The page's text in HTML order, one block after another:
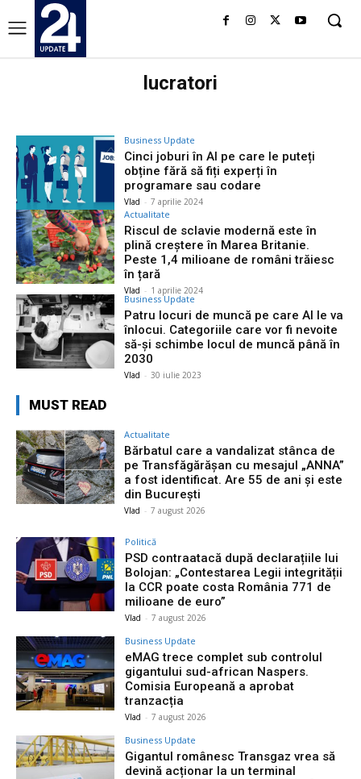
lucratori
Business Update
Cinci joburi în AI pe care le puteți
obține fără să fiți experți în
programare sau codare
Vlad - 7 aprilie 2024
Actualitate
Riscul de sclavie modernă este în
plină creștere în Marea Britanie.
Peste 1,4 milioane de români trăiesc
în țară
Vlad - 1 aprilie 2024
Business Update
Patru locuri de muncă pe care AI le va
înlocui. Categoriile care vor fi nevoite
să-și schimbe locul de muncă până în
2030
Vlad - 30 iulie 2023
MUST READ
Actualitate
Bărbatul care a vandalizat stânca de
pe Transfăgărășan cu mesajul „ANNA”
a fost identificat. Are 55 de ani și este
din București
Vlad - 7 august 2026
Politică
PSD contraatacă după declarațiile lui
Bolojan: „Contestarea Legii integrității
la CCR poate costa România 771 de
milioane de euro”
Vlad - 7 august 2026
Business Update
eMAG trece complet sub controlul
gigantului sud-african Naspers.
Comisia Europeană a aprobat
tranzacția
Vlad - 7 august 2026
Business Update
Gigantul românesc Transgaz vrea să
devină acționar la un terminal